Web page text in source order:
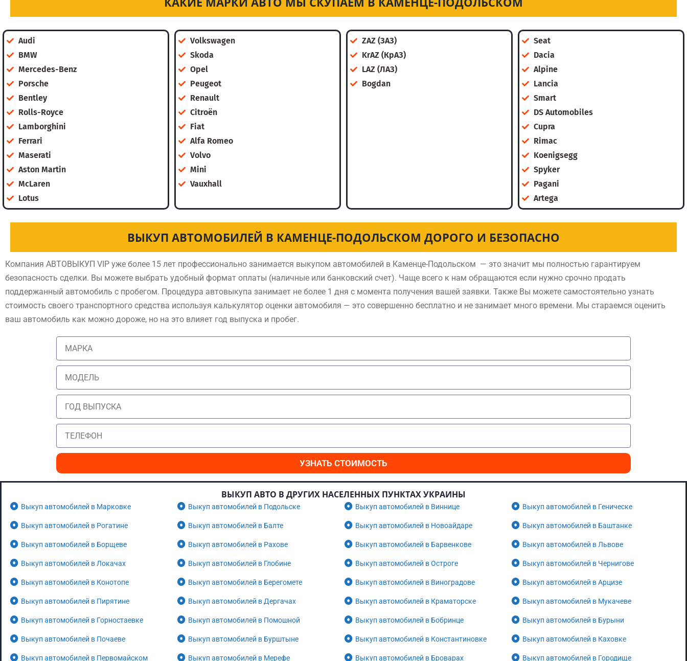
Audi
BMW
Mercedes-Benz
Porsche
Bentley
Rolls-Royce
Lamborghini
Ferrari
Maserati
Aston Martin
McLaren
Lotus
Volkswagen
Skoda
Opel
Peugeot
Renault
Citroën
Fiat
Alfa Romeo
Volvo
Mini
Vauxhall
ZAZ (ЗАЗ)
KrAZ (КрАЗ)
LAZ (ЛАЗ)
Bogdan
Seat
Dacia
Alpine
Lancia
Smart
DS Automobiles
Cupra
Rimac
Koenigsegg
Spyker
Pagani
Artega
ВЫКУП АВТОМОБИЛЕЙ В КАМЕНЦЕ-ПОДОЛЬСКОМ ДОРОГО И БЕЗОПАСНО
Компания АВТОВЫКУП VIP уже более 15 лет профессионально занимается выкупом автомобилей в Каменце-Подольском — это значит мы полностью гарантируем
безопасность сделки. Вы можете выбрать удобный формат оплаты (наличные или банковский счет). Чаще всего к нам обращаются если нужно срочно продать
поддержанный автомобиль с пробегом. Процедура автовыкупа занимает не более 1 дня с момента получения вашей заявки. Также Вы можете самостоятельно узнать
стоимость своего транспортного средства используя калькулятор оценки автомобиля — это совершенно бесплатно и не занимает много времени. Мы стараемся оценить
ваш автомобиль как можно дороже, но на это влияет год выпуска и пробег.
УЗНАТЬ СТОИМОСТЬ
ВЫКУП АВТО В ДРУГИХ НАСЕЛЕННЫХ ПУНКТАХ УКРАИНЫ
Выкуп автомобилей в Марковке Выкуп автомобилей в Подольске Выкуп автомобилей в Виннице Выкуп автомобилей в Геническе
Выкуп автомобилей в Рогатине Выкуп автомобилей в Балте Выкуп автомобилей в Новоайдаре Выкуп автомобилей в Баштанке
Выкуп автомобилей в Борщеве Выкуп автомобилей в Рахове Выкуп автомобилей в Барвенкове Выкуп автомобилей в Львове
Выкуп автомобилей в Локачах Выкуп автомобилей в Глобине Выкуп автомобилей в Остроге Выкуп автомобилей в Чернигове
Выкуп автомобилей в Конотопе Выкуп автомобилей в Берегомете Выкуп автомобилей в Виноградове Выкуп автомобилей в Арцизе
Выкуп автомобилей в Пирятине Выкуп автомобилей в Дергачах Выкуп автомобилей в Краматорске Выкуп автомобилей в Мукачеве
Выкуп автомобилей в Горностаевке Выкуп автомобилей в Помошной Выкуп автомобилей в Бобринце Выкуп автомобилей в Бурыни
Выкуп автомобилей в Почаеве Выкуп автомобилей в Бурштыне Выкуп автомобилей в Константиновке Выкуп автомобилей в Каховке
Выкуп автомобилей в Первомайском Выкуп автомобилей в Мерефе Выкуп автомобилей в Броварах Выкуп автомобилей в Городище